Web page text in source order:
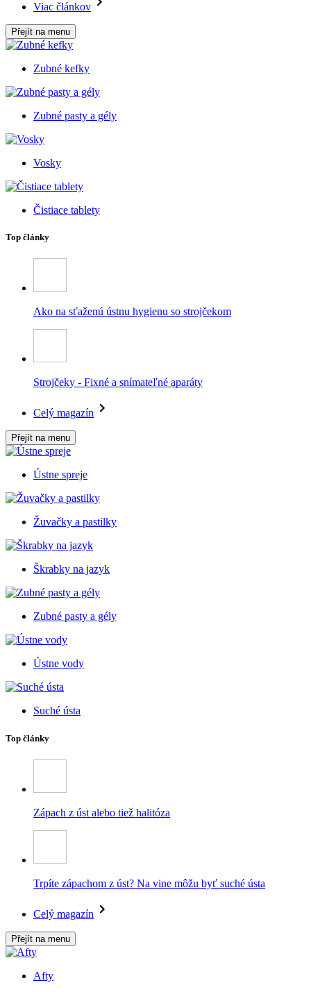
Viac článkov
Přejít na menu
Zubné kefky
Zubné pasty a gély
Vosky
Čistiace tablety
Top články
Ako na sťaženú ústnu hygienu so strojčekom
Strojčeky - Fixné a snímateľné aparáty
Celý magazín
Přejít na menu
Ústne spreje
Žuvačky a pastilky
Škrabky na jazyk
Zubné pasty a gély
Ústne vody
Suché ústa
Top články
Zápach z úst alebo tiež halitóza
Trpíte zápachom z úst? Na vine môžu byť suché ústa
Celý magazín
Přejít na menu
Afty